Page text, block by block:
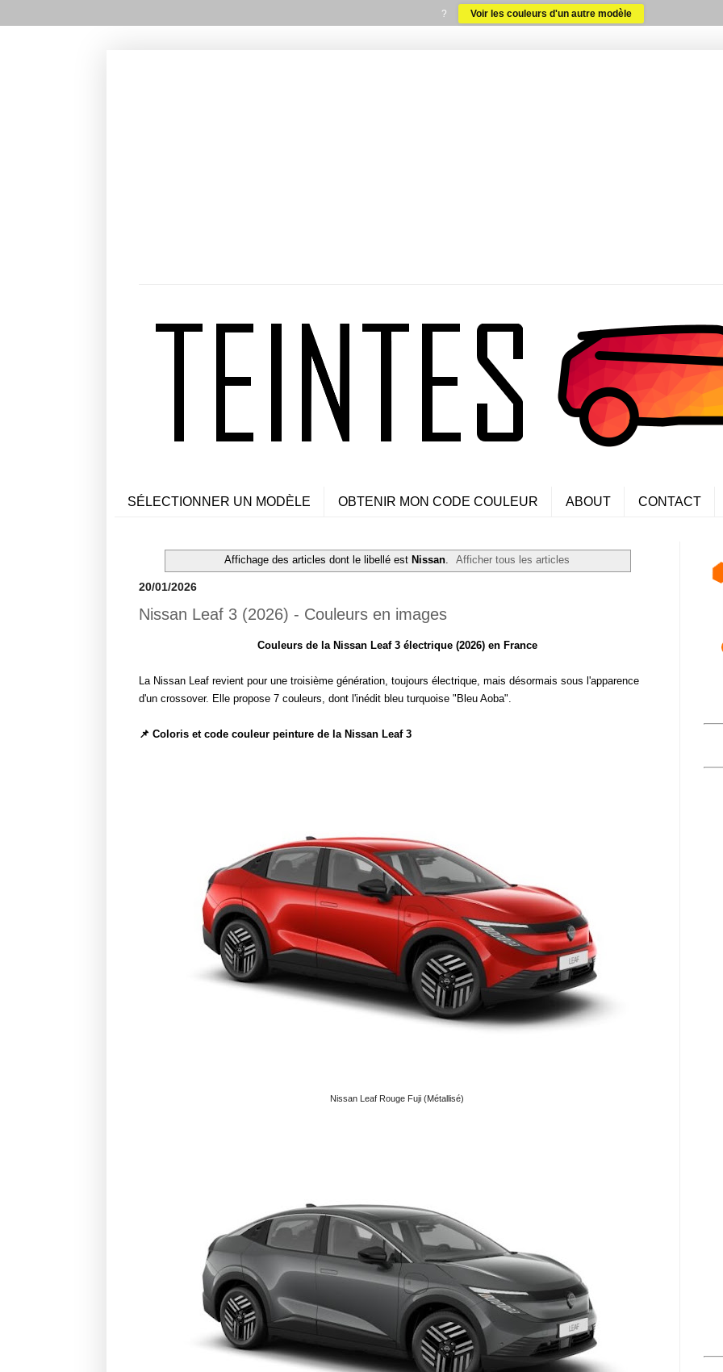
SÉLECTIONNER UN MODÈLE OBTENIR MON CODE COULEUR ABOUT CONTACT
Affichage des articles dont le libellé est Nissan. Afficher tous les articles
20/01/2026
Nissan Leaf 3 (2026) - Couleurs en images
Couleurs de la Nissan Leaf 3 électrique (2026) en France
La Nissan Leaf revient pour une troisième génération, toujours électrique, mais désormais sous l'apparence
d'un crossover. Elle propose 7 couleurs, dont l'inédit bleu turquoise "Bleu Aoba".
📌 Coloris et code couleur peinture de la Nissan Leaf 3
Nissan Leaf Rouge Fuji (Métallisé)
? Voir les couleurs d'un autre modèle